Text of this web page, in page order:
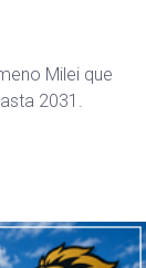
Milei que
2031.